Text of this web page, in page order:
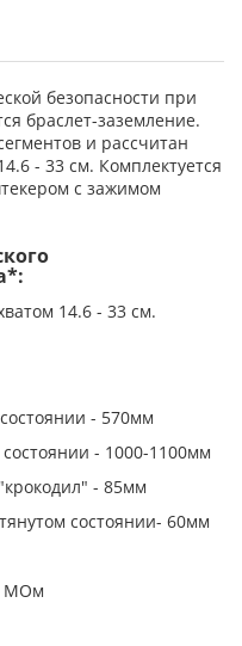
безопасности при
браслет-заземление.
и рассчитан
- 33 см. Комплектуется
с зажимом
14.6 - 33 см.
- 570мм
- 1000-1100мм
- 85мм
состоянии- 60мм
МОм